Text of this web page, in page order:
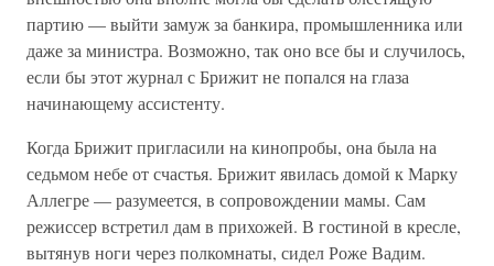
партию — выйти замуж за банкира, промышленника или
даже за министра. Возможно, так оно все бы и случилось,
если бы этот журнал с Брижит не попался на глаза
начинающему ассистенту.
Когда Брижит пригласили на кинопробы, она была на
седьмом небе от счастья. Брижит явилась домой к Марку
Аллегре — разумеется, в сопровождении мамы. Сам
режиссер встретил дам в прихожей. В гостиной в кресле,
вытянув ноги через полкомнаты, сидел Роже Вадим.